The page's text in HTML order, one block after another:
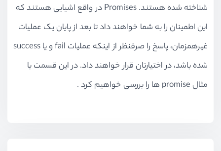
آزمون 9 سوال
شناخته شده هستند. Promises در واقع اشیایی هستند که
این اطمینان را به شما خواهند داد تا بعد از پایان یک عملیات
غیرهمزمان، پاسخ را صرفنظر از اینکه عملیات fail و یا success
شده باشد، در اختیارتان قرار خواهند داد. در این قسمت با
مثال promise ها را بررسی خواهیم کرد .